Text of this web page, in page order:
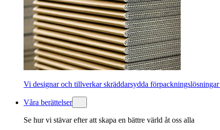
Vi designar och tillverkar skräddarsydda
Våra berättelser
Se hur vi stävar efter att skapa en bättre värld åt oss alla